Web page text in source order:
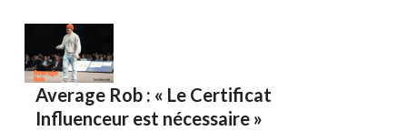
main
content
Average Rob : « Le Certificat
Influenceur est nécessaire »
AccountRechercher